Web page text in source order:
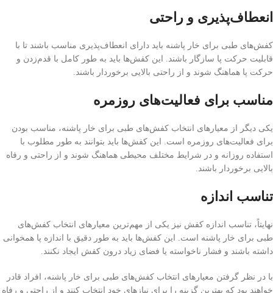
انعطاف‌پذیری و راحتی
کفش‌های طبی برای خار پاشنه باید دارای انعطاف‌پذیری مناسب باشند تا با
قابلیت حرکت پا سازگار باشند. این کفش‌ها باید به طور کامل با قدم‌زدن و
حرکت پا هماهنگ شوند و از راحتی بالایی برخوردار باشند.
مناسب برای فعالیت‌های روزمره
یکی دیگر از معیارهای انتخاب کفش‌های طبی برای خار پاشنه، مناسب بودن
برای فعالیت‌های روزمره است. این کفش‌ها باید بتوانند به طور مطلوب با
استفاده روزانه و در شرایط مختلف محیطی هماهنگ شوند و از راحتی و رفاه
بالایی برخوردار باشند.
تناسب اندازه
نهایتاً، تناسب اندازه کفش نیز یکی از مهم‌ترین معیارهای انتخاب کفش‌های
طبی برای خار پاشنه است. این کفش‌ها باید به طور دقیق با اندازه پا همخوانی
داشته باشند و فشار ناخواسته یا فضای زیاد درون کفش ایجاد نکنند.
با در نظر گرفتن معیارهای انتخاب کفش‌های طبی برای خار پاشنه، افراد قادر
خواهند بود که بهترین گزینه را برای نیازهای خود انتخاب کنند و از راحتی و رفاه